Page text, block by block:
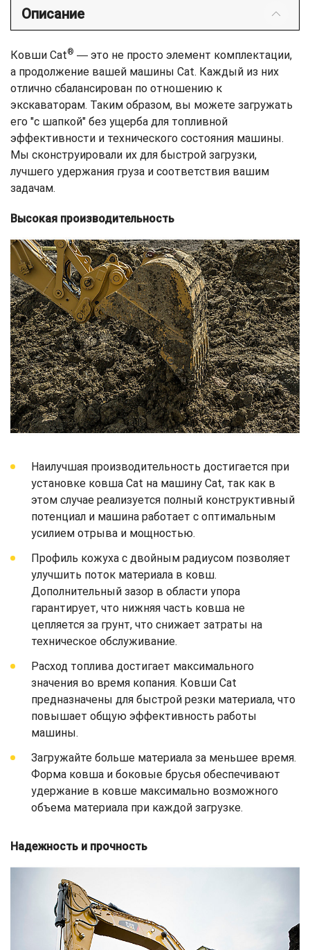
Описание
Ковши Cat® ― это не просто элемент комплектации,
а продолжение вашей машины Cat. Каждый из них
отлично сбалансирован по отношению к
экскаваторам. Таким образом, вы можете загружать
его "с шапкой" без ущерба для топливной
эффективности и технического состояния машины.
Мы сконструировали их для быстрой загрузки,
лучшего удержания груза и соответствия вашим
задачам.
Высокая производительность
Наилучшая производительность достигается при
установке ковша Cat на машину Cat, так как в
этом случае реализуется полный конструктивный
потенциал и машина работает с оптимальным
усилием отрыва и мощностью.
Профиль кожуха с двойным радиусом позволяет
улучшить поток материала в ковш.
Дополнительный зазор в области упора
гарантирует, что нижняя часть ковша не
цепляется за грунт, что снижает затраты на
техническое обслуживание.
Расход топлива достигает максимального
значения во время копания. Ковши Cat
предназначены для быстрой резки материала, что
повышает общую эффективность работы
машины.
Загружайте больше материала за меньшее время.
Форма ковша и боковые брусья обеспечивают
удержание в ковше максимально возможного
объема материала при каждой загрузке.
Надежность и прочность